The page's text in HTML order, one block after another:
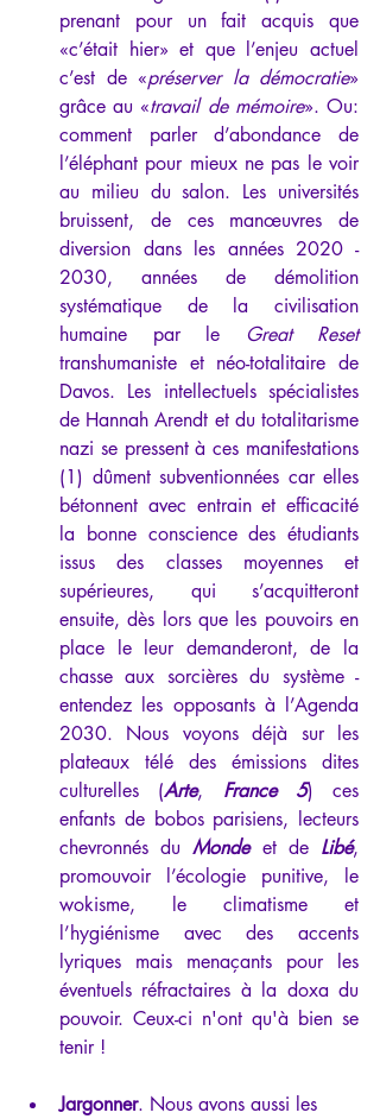
prenant pour un fait acquis que
«c’était hier» et que l’enjeu actuel
c’est de «préserver la démocratie»
grâce au «travail de mémoire». Ou:
comment parler d’abondance de
l’éléphant pour mieux ne pas le voir
au milieu du salon. Les universités
bruissent, de ces manœuvres de
diversion dans les années 2020 -
2030, années de démolition
systématique de la civilisation
humaine par le Great Reset
transhumaniste et néo-totalitaire de
Davos. Les intellectuels spécialistes
de Hannah Arendt et du totalitarisme
nazi se pressent à ces manifestations
(1) dûment subventionnées car elles
bétonnent avec entrain et efficacité
la bonne conscience des étudiants
issus des classes moyennes et
supérieures, qui s’acquitteront
ensuite, dès lors que les pouvoirs en
place le leur demanderont, de la
chasse aux sorcières du système -
entendez les opposants à l’Agenda
2030. Nous voyons déjà sur les
plateaux télé des émissions dites
culturelles (Arte, France 5) ces
enfants de bobos parisiens, lecteurs
chevronnés du Monde et de Libé,
promouvoir l’écologie punitive, le
wokisme, le climatisme et
l’hygiénisme avec des accents
lyriques mais menaçants pour les
éventuels réfractaires à la doxa du
pouvoir. Ceux-ci n'ont qu'à bien se
tenir !
Jargonner. Nous avons aussi les